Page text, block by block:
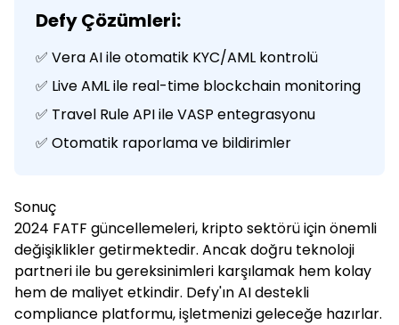
Defy Çözümleri:
✅ Vera AI ile otomatik KYC/AML kontrolü
✅ Live AML ile real-time blockchain monitoring
✅ Travel Rule API ile VASP entegrasyonu
✅ Otomatik raporlama ve bildirimler
Sonuç
2024 FATF güncellemeleri, kripto sektörü için önemli
değişiklikler getirmektedir. Ancak doğru teknoloji
partneri ile bu gereksinimleri karşılamak hem kolay
hem de maliyet etkindir. Defy'ın AI destekli
compliance platformu, işletmenizi geleceğe hazırlar.